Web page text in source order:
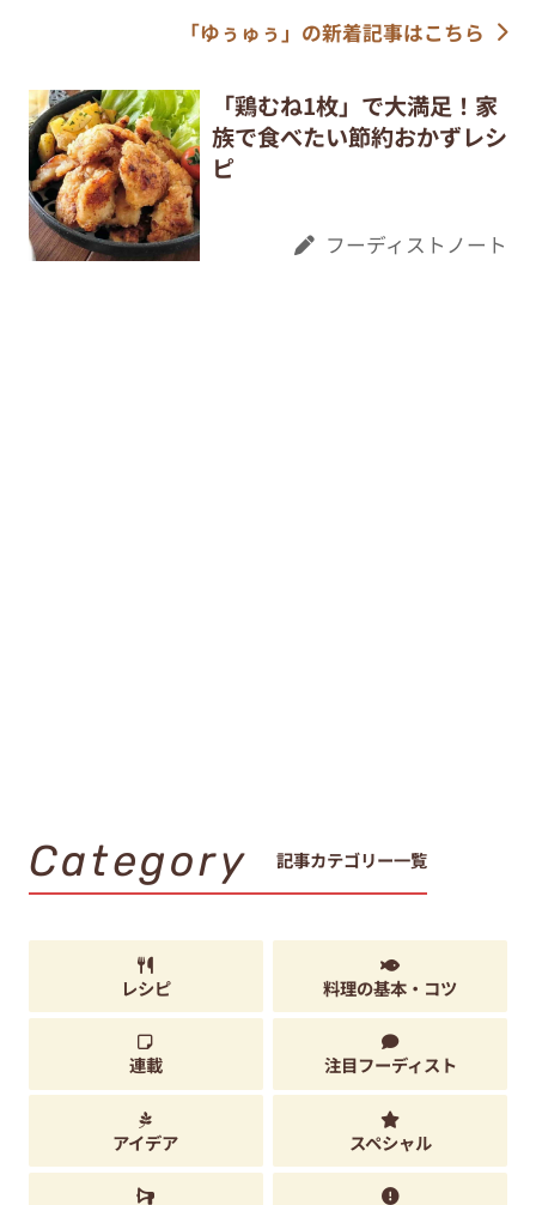
「ゆぅゅぅ」の新着記事はこちら
「鶏むね1枚」で大満足！家
族で食べたい節約おかずレシ
ピ
フーディストノート
Category 記事カテゴリー一覧
レシピ 料理の基本・コツ
連載 注目フーディスト
アイデア スペシャル